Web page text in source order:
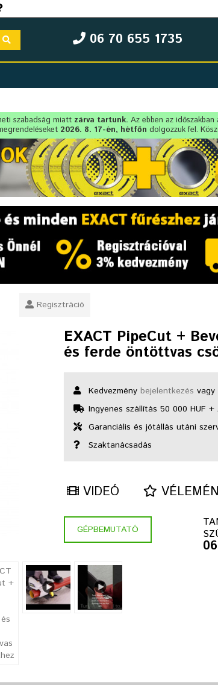
06 70 655 1735
szabadság miatt zárva tartunk. Az ebben az
2026. 8. 17-én, hétfőn dolgozzuk fel.
Regisztráció
EXACT PipeCut +
és ferde öntöttvas
Kedvezménybejelentkezés vagy
Ingyenes szállítás 50 000 HUF
Garanciális és jótállás utáni
Szaktanácsadás
VIDEÓ
GÉPBEMUTATÓ